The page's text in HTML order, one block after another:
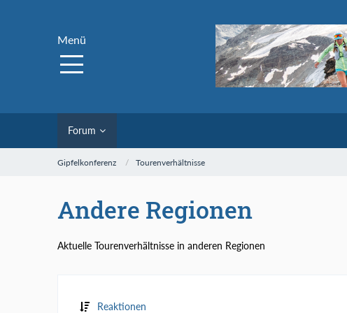
Menü
Forum
Gipfelkonferenz Tourenverhältnisse
Andere Regionen
Aktuelle Tourenverhältnisse in anderen Regionen
Reaktionen